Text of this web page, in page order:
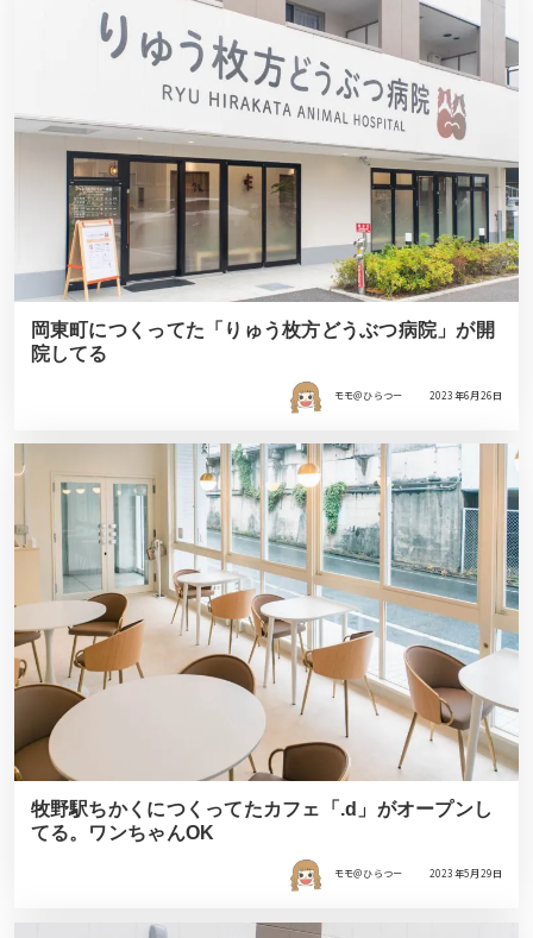
岡東町につくってた「りゅう枚方どうぶつ病院」が開
院してる
モモ＠ひらつー 2023年6月26日
牧野駅ちかくにつくってたカフェ「.d」がオープンし
てる。ワンちゃんOK
モモ＠ひらつー 2023年5月29日